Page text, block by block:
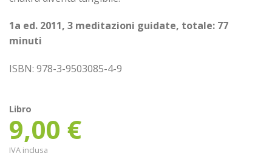
1a ed. 2011, 3 meditazioni guidate, totale: 77
minuti
ISBN: 978-3-9503085-4-9
Libro
9,00 €
IVA inclusa